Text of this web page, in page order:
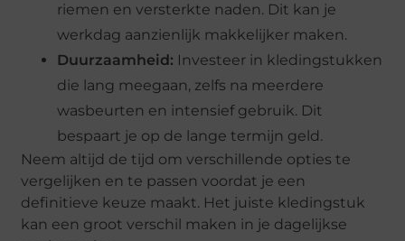
riemen en versterkte naden. Dit kan je
werkdag aanzienlijk makkelijker maken.
Duurzaamheid: Investeer in kledingstukken
die lang meegaan, zelfs na meerdere
wasbeurten en intensief gebruik. Dit
bespaart je op de lange termijn geld.
Neem altijd de tijd om verschillende opties te
vergelijken en te passen voordat je een
definitieve keuze maakt. Het juiste kledingstuk
kan een groot verschil maken in je dagelijkse